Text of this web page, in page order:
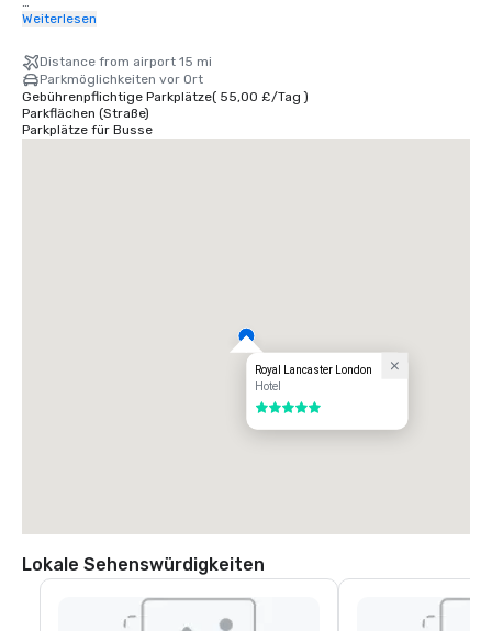
Heathrow Express von London Heathrow in 15 Minuten!
Bakerloo-Linie
Kreis- und Bezirkslinie
Hammersmith und City Line
Weiterlesen
Distance from airport 15 mi
Parkmöglichkeiten vor Ort
Gebührenpflichtige Parkplätze( 55,00 £/Tag )
Parkflächen (Straße)
Parkplätze für Busse
Royal Lancaster London
Hotel
5 von 5
Lokale Sehenswürdigkeiten